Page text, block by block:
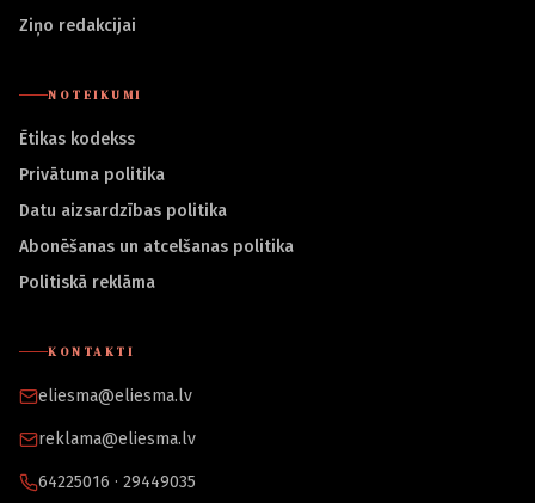
Ziņo redakcijai
NOTEIKUMI
Ētikas kodekss
Privātuma politika
Datu aizsardzības politika
Abonēšanas un atcelšanas politika
Politiskā reklāma
KONTAKTI
eliesma@eliesma.lv
reklama@eliesma.lv
64225016 · 29449035